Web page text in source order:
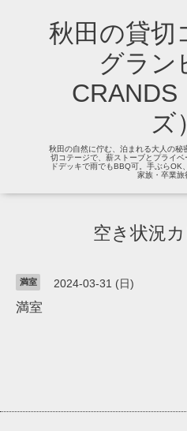
秋田の貸切
グラン
CRANDS
ズ
秋田の自然に佇む、泊まれる大人の
切コテージで、薪ストーブとプライ
ドデッキで雨でもBBQ可。手ぶらOK
家族・卒業旅
空き状況
満室 2024-03-31 (日)
満室